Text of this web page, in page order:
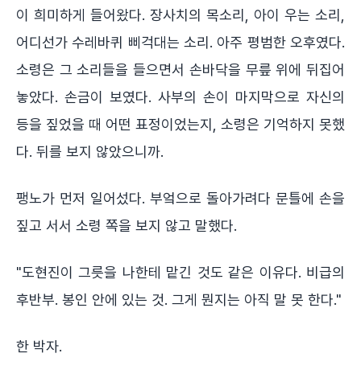
이 희미하게 들어왔다. 장사치의 목소리, 아이 우는 소리,
어디선가 수레바퀴 삐걱대는 소리. 아주 평범한 오후였다.
소령은 그 소리들을 들으면서 손바닥을 무릎 위에 뒤집어
놓았다. 손금이 보였다. 사부의 손이 마지막으로 자신의
등을 짚었을 때 어떤 표정이었는지, 소령은 기억하지 못했
다. 뒤를 보지 않았으니까.
팽노가 먼저 일어섰다. 부엌으로 돌아가려다 문틀에 손을
짚고 서서 소령 쪽을 보지 않고 말했다.
"도현진이 그릇을 나한테 맡긴 것도 같은 이유다. 비급의
후반부. 봉인 안에 있는 것. 그게 뭔지는 아직 말 못 한다."
한 박자.